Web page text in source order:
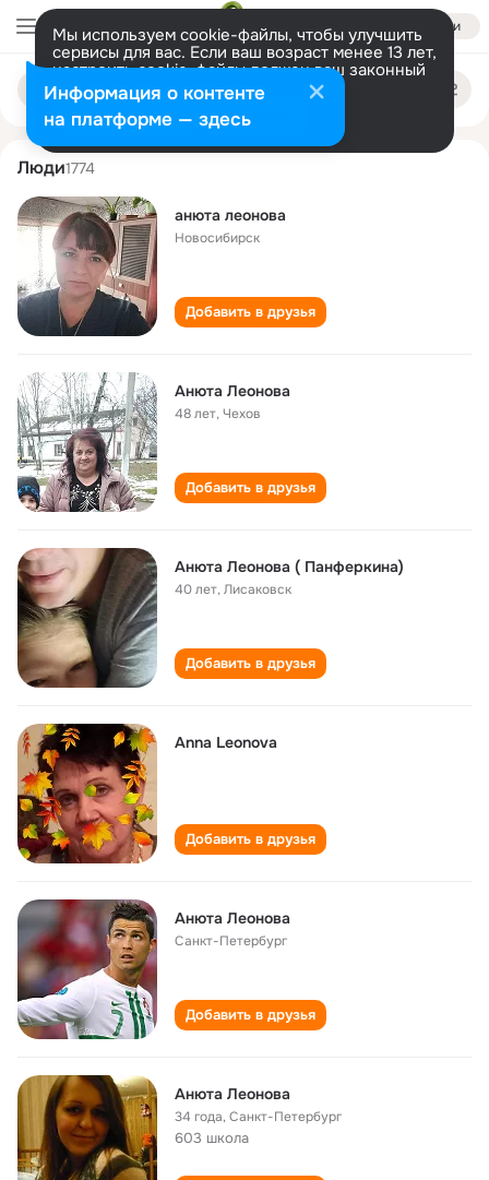
Войти
Мы используем cookie-файлы, чтобы улучшить
сервисы для вас. Если ваш возраст менее 13 лет,
настроить cookie-файлы должен ваш законный
представитель. Больше информации
Разрешить все Настроить
Поиск
людям
anyuta leonova
Люди1774
анюта леонова
Новосибирск
Добавить в друзья
Анюта Леонова
48 лет,Чехов
Добавить в друзья
Анюта Леонова ( Панферкина)
40 лет,Лисаковск
Добавить в друзья
Anna Leonova
Добавить в друзья
Анюта Леонова
Санкт-Петербург
Добавить в друзья
Анюта Леонова
34 года,Санкт-Петербург
603 школа
Информация о контенте
на платформе — здесь